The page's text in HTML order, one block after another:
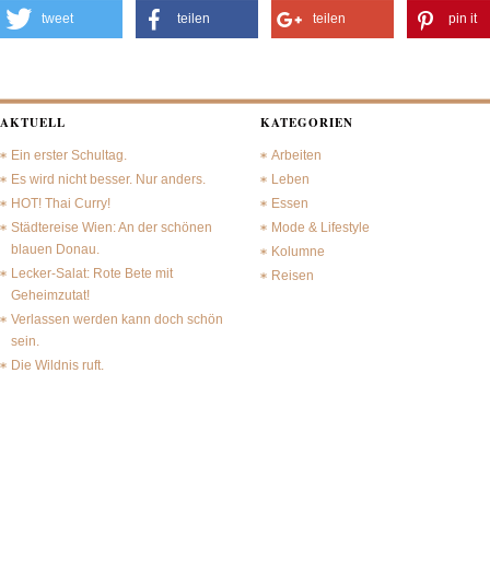
tweet teilen teilen pin it
AKTUELL
Ein erster Schultag.
Es wird nicht besser. Nur anders.
HOT! Thai Curry!
Städtereise Wien: An der schönen
blauen Donau.
Lecker-Salat: Rote Bete mit
Geheimzutat!
Verlassen werden kann doch schön
sein.
Die Wildnis ruft.
KATEGORIEN
Arbeiten
Leben
Essen
Mode & Lifestyle
Kolumne
Reisen